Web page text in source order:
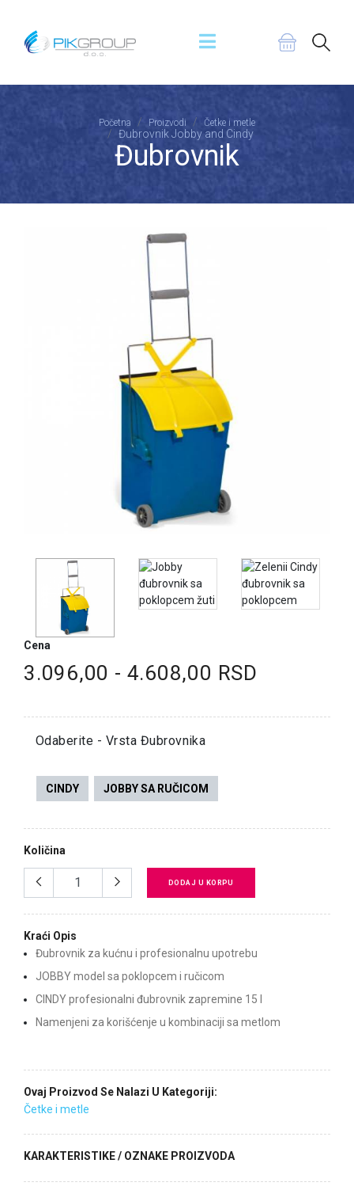
Početna Proizvodi Četke i metle
Đubrovnik Jobby and Cindy
Đubrovnik
Cena
3.096,00 - 4.608,00 RSD
Odaberite - Vrsta Đubrovnika
CINDY JOBBY SA RUČICOM
Količina
DODAJ U KORPU
Kraći Opis
Đubrovnik za kućnu i profesionalnu upotrebu
JOBBY model sa poklopcem i ručicom
CINDY profesionalni đubrovnik zapremine 15 l
Namenjeni za korišćenje u kombinaciji sa metlom
Ovaj Proizvod Se Nalazi U Kategoriji:
Četke i metle
KARAKTERISTIKE / OZNAKE PROIZVODA